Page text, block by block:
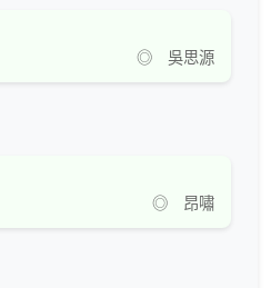
◎ 吳思源
◎ 昂嘯